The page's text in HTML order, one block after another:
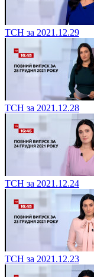
ТСН за 2021.12.29
ТСН за 2021.12.28
ТСН за 2021.12.24
ТСН за 2021.12.23